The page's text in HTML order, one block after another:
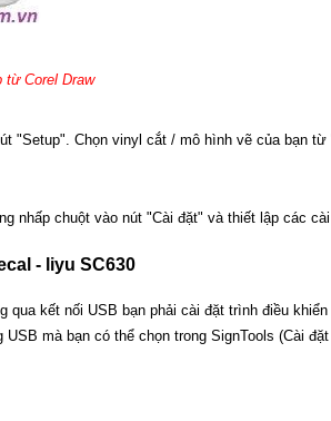
Corel Draw
"Setup". Chọn vinyl cắt / mô hình vẽ của bạn
nhấp chuột vào nút "Cài đặt" và thiết lập các
- liyu SC630
qua kết nối USB bạn phải cài đặt trình điều
mà bạn có thể chọn trong SignTools (Cài